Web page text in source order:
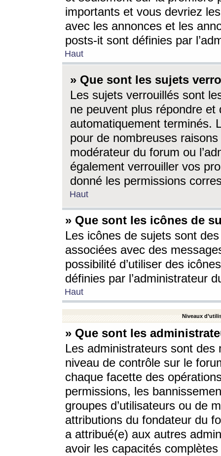
importants et vous devriez
avec les annonces et les
posts-it sont définies par
Haut
» Que sont les sujets
Les sujets verrouillés sont
ne peuvent plus répondre
automatiquement terminés.
pour de nombreuses
modérateur du forum ou
également verrouiller vos
donné les permissions
Haut
» Que sont les icônes de
Les icônes de sujets sont
associées avec des
possibilité d’utiliser des
définies par l’administrateur
Haut
Niveaux
» Que sont les
Les administrateurs sont
niveau de contrôle sur le
chaque facette des
permissions, les
groupes d’utilisateurs ou de
attributions du fondateur du
a attribué(e) aux autres
avoir les capacités